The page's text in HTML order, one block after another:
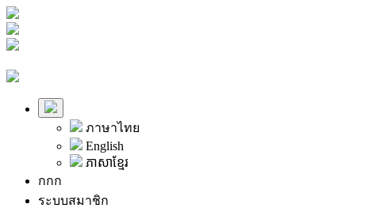
ภาษาไทย
English
ភាសាខ្មែរ
กกก
ระบบสมาชิก